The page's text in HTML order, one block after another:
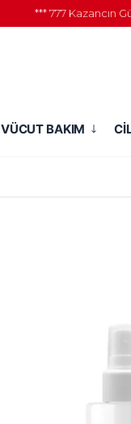
*** 777 Kazancın
VÜCUT BAKIM